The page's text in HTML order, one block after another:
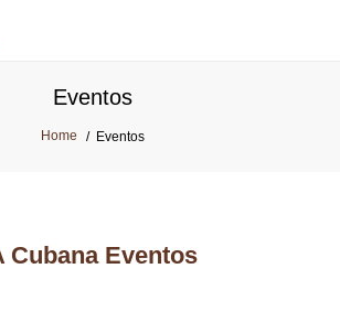
Eventos
Home Eventos
Cubana Eventos